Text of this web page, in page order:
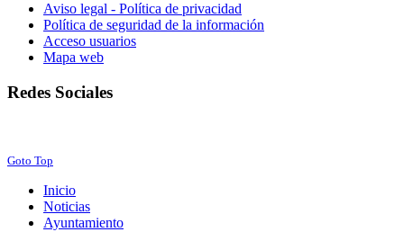
Aviso legal - Política de privacidad
Política de seguridad de la información
Acceso usuarios
Mapa web
Redes Sociales
Goto Top
Inicio
Noticias
Ayuntamiento